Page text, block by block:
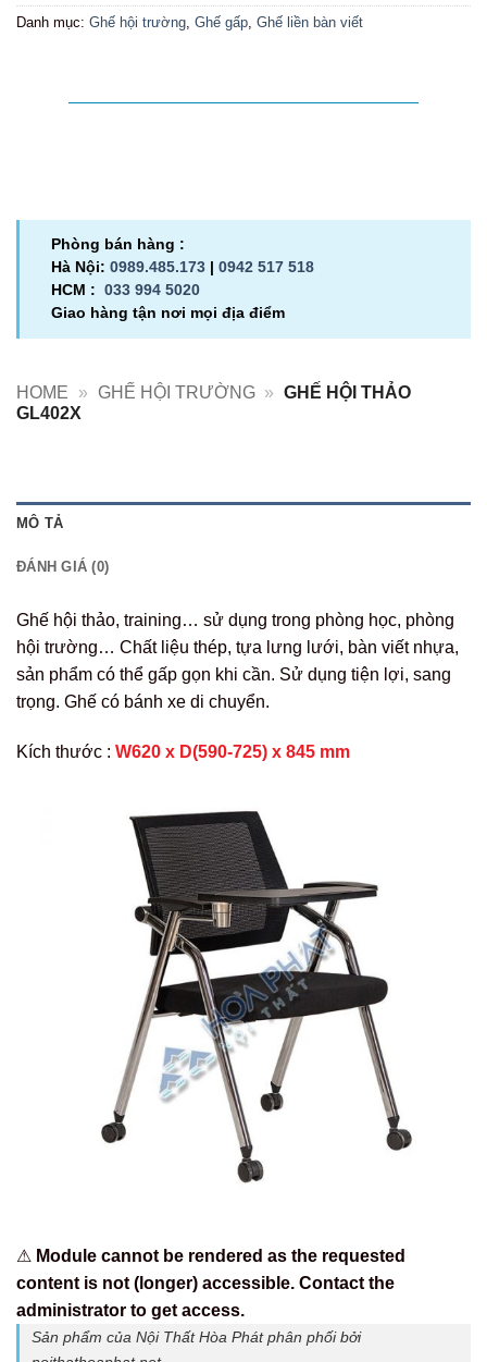
Danh mục: Ghế hội trường Ghế gấp Ghế liền bàn viết
Phòng bán hàng :
Hà Nội: 0989.485.173 | 0942 517 518
HCM : 033 994 5020
Giao hàng tận nơi mọi địa điểm
HOME » GHẾ HỘI TRƯỜNG » GHẾ HỘI THẢO
GL402X
MÔ TẢ
ĐÁNH GIÁ (0)
Ghế hội thảo, training… sử dụng trong phòng học, phòng
hội trường… Chất liệu thép, tựa lưng lưới, bàn viết nhựa,
sản phẩm có thể gấp gọn khi cần. Sử dụng tiện lợi, sang
trọng. Ghế có bánh xe di chuyển.
Kích thước : W620 x D(590-725) x 845 mm
⚠ Module cannot be rendered as the requested
content is not (longer) accessible. Contact the
administrator to get access.
Sản phẩm của Nội Thất Hòa Phát phân phối bởi